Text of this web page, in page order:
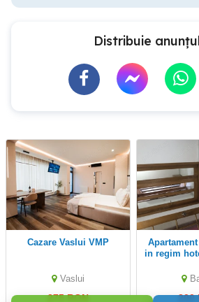
Distribuie
Cazare Vaslui VMP
Vaslui
275 RON
Apartament de inchiriat
in regim
200